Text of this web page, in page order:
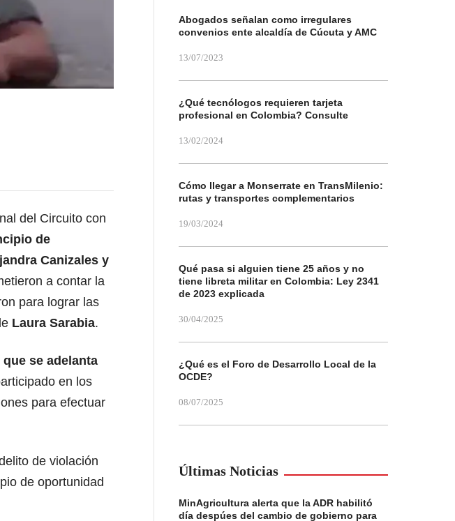
del Circuito con
de
Canizales y
a contar la
para lograr las
Laura Sarabia.
se adelanta
en los
para efectuar
de violación
de oportunidad
Abogados señalan como irregulares
convenios ente alcaldía de Cúcuta y AMC
13/07/2023
¿Qué tecnólogos requieren tarjeta
profesional en Colombia? Consulte
13/02/2024
Cómo llegar a Monserrate en TransMilenio:
rutas y transportes complementarios
19/03/2024
Qué pasa si alguien tiene 25 años y no
tiene libreta militar en Colombia: Ley 2341
de 2023 explicada
30/04/2025
¿Qué es el Foro de Desarrollo Local de la
OCDE?
08/07/2025
Últimas Noticias
MinAgricultura alerta que la ADR habilitó
día despúes del cambio de gobierno para